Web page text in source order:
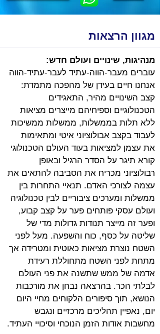
מגוון הרצאות
מנהיגות, שינויים ועולם חדש:
עוברים מעבר-הווה-עתיד לעבר-עתיד-הווה
אנחנו חיים בעידן של מהפכה מתמדת:
קצב השינויים מהיר, התאגידים
הטכנולוגיים וספיחיהם מייצרים מציאות
ללא תלות בממשלות, ממשלות ממשיכות
לעבוד בקצב אבולוציוני איטי ומתאימות
את עצמן למציאות בעוד העולם הטכנולוגי
קורא תיגר על הסדר הרגיל ובאופן
רבולוציוני מכריח את הסביבה להתאים את
עצמה לצורכי האדם. תנאיי התחרות בין
ממשלות ומערכים ציבוריים לבין טכנולוגיה
ועולם עסקי פותחים פער על קצב קבוע,
ופער זה מייצר תנודות גדולות מדי של
שליטה על כסף, כוח והשפעה. מעל לפני
השטח נוצרת מציאות כאוטית ומטרידה אך
מתחת לפני השטח מתחוללת רעידת
אדמה של ממש שתשנה את פני העולם
לבלתי הכר. בהרצאה נבחן את מורכבות
הנושא, תוך סיפורים הלקוחים מחיי היום
יום, נאפיין תהליכים מרכזיים ונגבש
מחשבות אודות הזמן הנוכחי וסיכויי העתיד.